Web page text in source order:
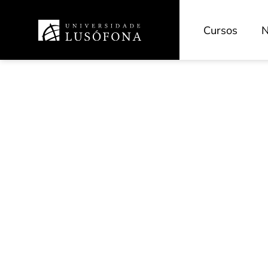
Cursos